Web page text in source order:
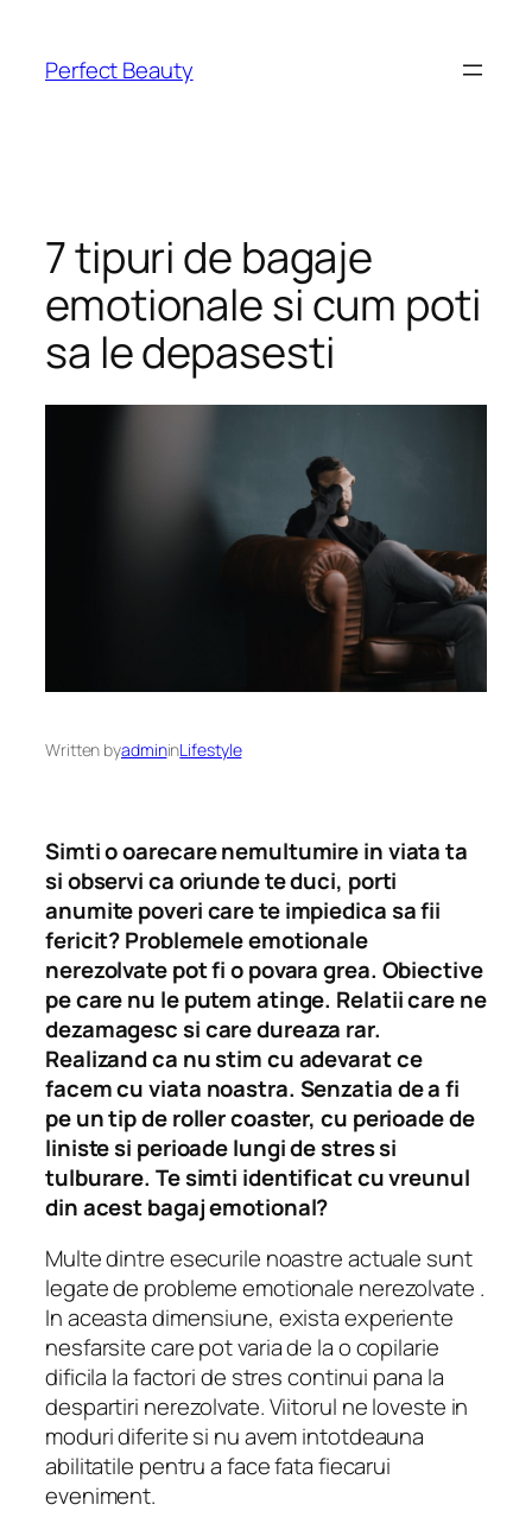
content
Perfect Beauty
7 tipuri de bagaje
emotionale si cum poti
sa le depasesti
Written byadmininLifestyle
Simti o oarecare nemultumire in viata ta
si observi ca oriunde te duci, porti
anumite poveri care te impiedica sa fii
fericit? Problemele emotionale
nerezolvate pot fi o povara grea. Obiective
pe care nu le putem atinge. Relatii care ne
dezamagesc si care dureaza rar.
Realizand ca nu stim cu adevarat ce
facem cu viata noastra. Senzatia de a fi
pe un tip de roller coaster, cu perioade de
liniste si perioade lungi de stres si
tulburare. Te simti identificat cu vreunul
din acest bagaj emotional?
Multe dintre esecurile noastre actuale sunt
legate de probleme emotionale nerezolvate .
In aceasta dimensiune, exista experiente
nesfarsite care pot varia de la o copilarie
dificila la factori de stres continui pana la
despartiri nerezolvate. Viitorul ne loveste in
moduri diferite si nu avem intotdeauna
abilitatile pentru a face fata fiecarui
eveniment.